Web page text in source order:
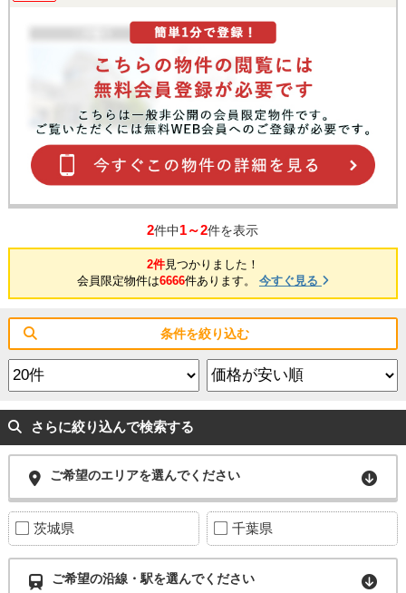
2件中1～2件を表示
2件見つかりました！
会員限定物件は6666件あります。 今すぐ見る
条件を絞り込む
さらに絞り込んで検索する
ご希望のエリアを選んでください
茨城県 千葉県
ご希望の沿線・駅を選んでください